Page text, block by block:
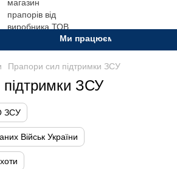
Ми працюємо. Все буде
Прапори сил підтримки ЗСУ
ЗСУ
ЗСУ
Військ України